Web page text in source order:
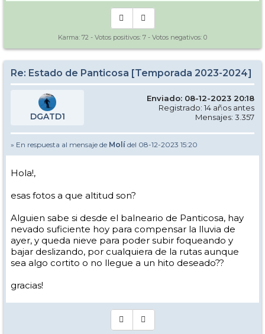
Karma: 72 - Votos positivos: 7 - Votos negativos: 0
Re: Estado de Panticosa [Temporada 2023-2024]
DGATD1
Enviado: 08-12-2023 20:18
Registrado: 14 años antes
Mensajes: 3.357
» En respuesta al mensaje de Molí del 08-12-2023 15:20
Hola!,
esas fotos a que altitud son?
Alguien sabe si desde el balneario de Panticosa, hay
nevado suficiente hoy para compensar la lluvia de
ayer, y queda nieve para poder subir foqueando y
bajar deslizando, por cualquiera de la rutas aunque
sea algo cortito o no llegue a un hito deseado??
gracias!